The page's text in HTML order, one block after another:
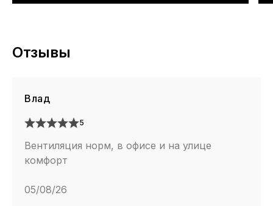
Отзывы
Влад
5
Вентиляция норм, в офисе и на улице
комфорт
05/08/26